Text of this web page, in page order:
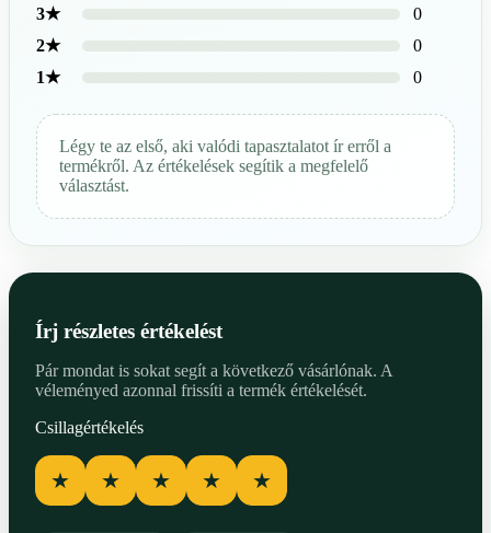
3★
0
2★
0
1★
0
Légy te az első, aki valódi tapasztalatot ír erről a
termékről. Az értékelések segítik a megfelelő
választást.
Írj részletes értékelést
Pár mondat is sokat segít a következő vásárlónak. A
véleményed azonnal frissíti a termék értékelését.
Csillagértékelés
★ ★ ★ ★ ★